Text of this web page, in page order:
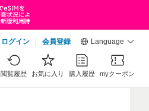
ログイン 会員登録 Language
閲覧履歴 お気に入り 購入履歴 myクーポン